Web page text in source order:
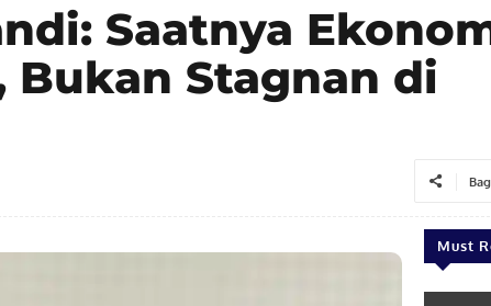
Saatnya
Bukan Stagnan di
Must